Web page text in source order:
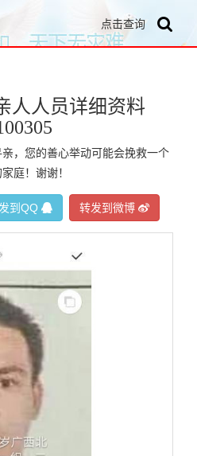
点击查询
人人员详细资料
，您的善心举动可能会挽救一个
庭！谢谢！
到QQ 转发到微博